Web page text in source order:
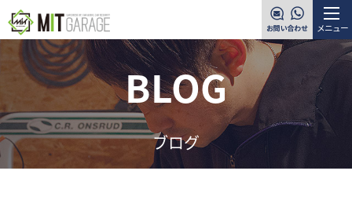
メニュー
BLOG
ブログ